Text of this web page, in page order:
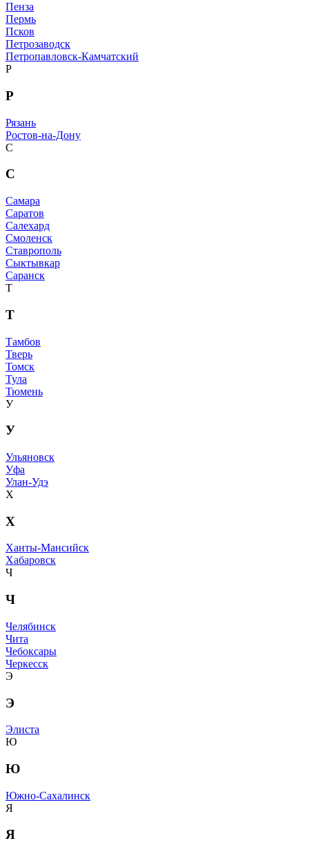
Пенза
Пермь
Псков
Петрозаводск
Петропавловск-Камчатский
Р
Р
Рязань
Ростов-на-Дону
С
С
Самара
Саратов
Салехард
Смоленск
Ставрополь
Сыктывкар
Саранск
Т
Т
Тамбов
Тверь
Томск
Тула
Тюмень
У
У
Ульяновск
Уфа
Улан-Удэ
Х
Х
Ханты-Мансийск
Хабаровск
Ч
Ч
Челябинск
Чита
Чебоксары
Черкесск
Э
Э
Элиста
Ю
Ю
Южно-Сахалинск
Я
Я